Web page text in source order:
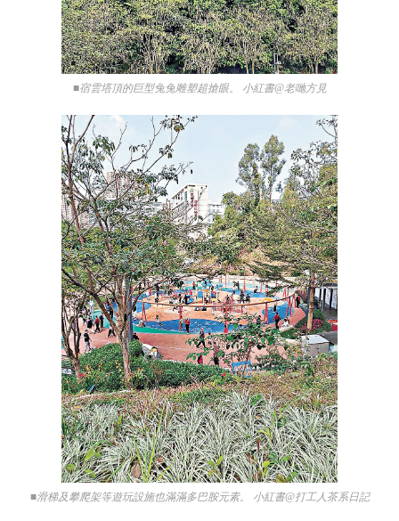
■宿雲塔頂的巨型兔兔雕塑超搶眼。 小紅書@老哋方見
■滑梯及攀爬架等遊玩設施也滿滿多巴胺元素。 小紅書@打工人茶系日記